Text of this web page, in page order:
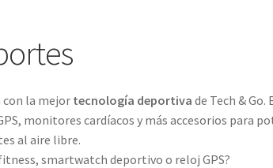
con la mejor tecnología deportiva de Tech &
monitores cardíacos y más accesorios para
al aire libre.
smartwatch deportivo o reloj GPS?